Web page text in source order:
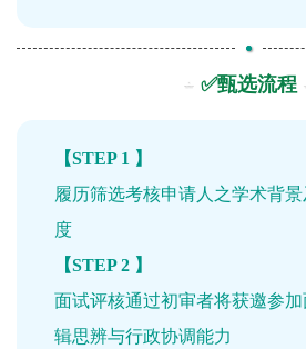
✅甄选流程
【STEP 1 】
履历筛选考核申请人之学术背
度
【STEP 2 】
面试评核通过初审者将获邀参
辑思辨与行政协调能力